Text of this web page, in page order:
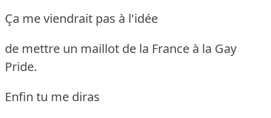
Ça me viendrait pas à l'idée
de mettre un maillot de la France à la Gay
Pride.
Enfin tu me diras